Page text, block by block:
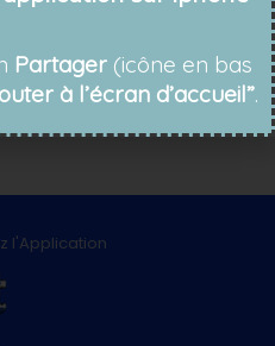
l'Application
Partager(icône en bas
à l’écran d’accueil”.